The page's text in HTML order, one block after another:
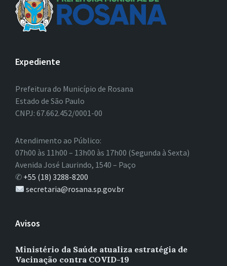
Expediente
Prefeitura do Município de Rosana
Estado de São Paulo
CNPJ: 67.662.452/0001-00
Atendimento ao Público:
07h00 às 11h00 – 13h00 às 17h00 (Segunda à Sexta)
Avenida José Laurindo, 1540 – Paço
✆ +55 (18) 3288-8200
secretaria@rosana.sp.gov.br
Avisos
Ministério da Saúde atualiza estratégia de
Vacinação contra COVID-19